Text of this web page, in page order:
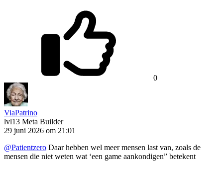
0
ViaPatrino
lvl13 Meta Builder
29 juni 2026 om 21:01
@Patientzero Daar hebben wel meer mensen last van, zoals de
mensen die niet weten wat ‘een game aankondigen” betekent